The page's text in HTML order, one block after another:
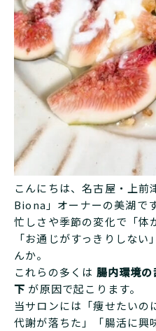
こんにちは、名古屋・上前
Biona」オーナーの美湖です
忙しさや季節の変化で「体
「お通じがすっきりしな
んか。
これらの多くは 腸内環境
下 が原因で起こります。
当サロンには「痩せたいの
代謝が落ちた」「腸活に興